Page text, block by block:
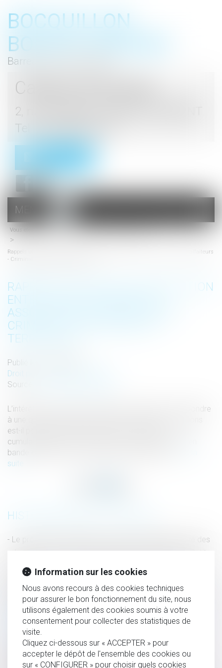
BOCQUILLON
BOESCH GROMEK
Barreau de Haute Marne
Cabinet d'avocats
2, rue du Palais - 52000 CHAUMONT
Tel : 03 25 03 05 62
menu
MENU
Vous êtes ici :
Rappels utiles sur la distinction entre bande organisée et association de malfaiteurs
- Criminalité organisée et terrorisme
RAPPELS UTILES SUR LA DISTINCTION
ENTRE BANDE ORGANISÉE ET
ASSOCIATION DE MALFAITEURS -
CRIMINALITÉ ORGANISÉE ET
TERRORISME
Publié le :
Droit pénal
Source :
L’intérêt de cet arrêt de cassation partielle est de répondre
à une question pratique importante : à quelles conditions
est-il possible de poursuivre et de condamner
cumulativement un même individu pour escroquerie en
bande organisée et association de malfaiteurs ?
suite
HISTORIQUE
Le projet de loi Schiappa : protection supplémentaire des
mineurs et lutte contre les agissements sexistes | Le Petit
Juriste
Confiscation du produit de l’infraction : pas d’exigence de
proportionnalité - Atteinte aux biens | Dalloz Actualité
Rappels utiles sur la distinction entre bande organisée et
association de malfaiteurs - Criminalité organisée et
terrorisme
Le Conseil constitutionnel valide les textes réprimant
l'apologie du terrorisme
Information sur les cookies
Nous avons recours à des cookies techniques
pour assurer le bon fonctionnement du site, nous
utilisons également des cookies soumis à votre
consentement pour collecter des statistiques de
visite.
Cliquez ci-dessous sur « ACCEPTER » pour
accepter le dépôt de l'ensemble des cookies ou
sur « CONFIGURER » pour choisir quels cookies